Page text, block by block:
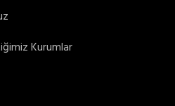
Kurumlar